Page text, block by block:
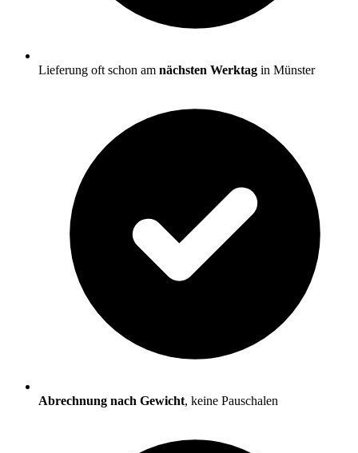
Lieferung oft schon am nächsten Werktag in Münster
Abrechnung nach Gewicht, keine Pauschalen